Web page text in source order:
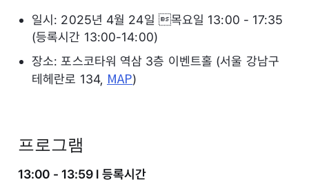
일시: 2025년 4월 24일 목요일 13:00 - 17:35
(등록시간 13:00-14:00)
장소: 포스코타워 역삼 3층 이벤트홀 (서울 강남구
테헤란로 134, MAP)
프로그램
13:00 - 13:59 l 등록시간